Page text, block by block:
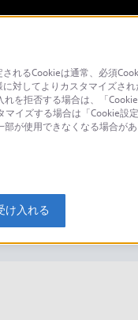
検索
れるCookieは通常、必須
対してよりカスタマイズさ
を拒否する場合は、「
イズする場合は「Cookie設
が使用できなくなる場合が
け入れる